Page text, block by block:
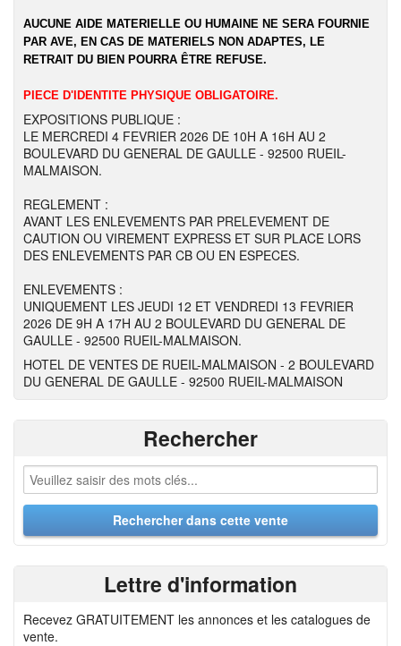
AUCUNE AIDE MATERIELLE OU HUMAINE NE SERA FOURNIE
PAR AVE, EN CAS DE MATERIELS NON ADAPTES, LE
RETRAIT DU BIEN POURRA ÊTRE REFUSE.
PIECE D'IDENTITE PHYSIQUE OBLIGATOIRE.
EXPOSITIONS PUBLIQUE :
LE MERCREDI 4 FEVRIER 2026 DE 10H A 16H AU 2
BOULEVARD DU GENERAL DE GAULLE - 92500 RUEIL-
MALMAISON.
REGLEMENT :
AVANT LES ENLEVEMENTS PAR PRELEVEMENT DE
CAUTION OU VIREMENT EXPRESS ET SUR PLACE LORS
DES ENLEVEMENTS PAR CB OU EN ESPECES.
ENLEVEMENTS :
UNIQUEMENT LES JEUDI 12 ET VENDREDI 13 FEVRIER
2026 DE 9H A 17H AU 2 BOULEVARD DU GENERAL DE
GAULLE - 92500 RUEIL-MALMAISON.
HOTEL DE VENTES DE RUEIL-MALMAISON - 2 BOULEVARD
DU GENERAL DE GAULLE - 92500 RUEIL-MALMAISON
Rechercher
Lettre d'information
Recevez GRATUITEMENT les annonces et les catalogues de
vente.